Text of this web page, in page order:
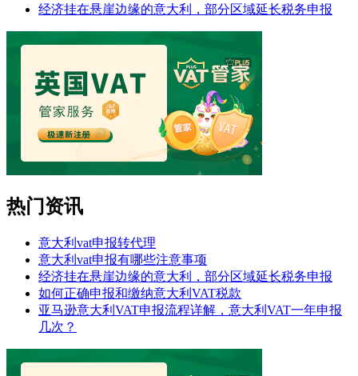
经济挂在悬崖边缘的意大利，部分区域延长税务申报
热门资讯
意大利vat申报转代理
意大利vat申报有哪些注意事项
经济挂在悬崖边缘的意大利，部分区域延长税务申报
如何正确申报和缴纳意大利VAT税款
亚马逊意大利VAT申报流程详解，意大利VAT一年申报
几次？